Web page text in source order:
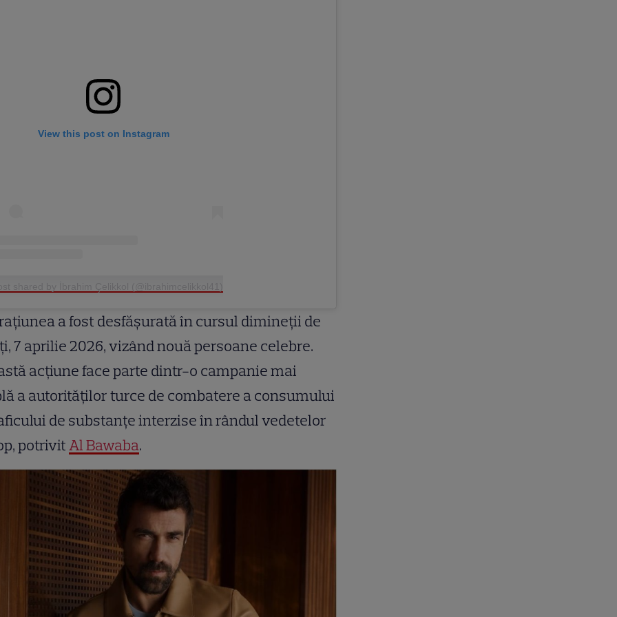
View this post on Instagram
shared by İbrahim Çelikkol (@ibrahimcelikkol41)
a fost desfășurată în cursul dimineții de
7 aprilie 2026, vizând nouă persoane celebre.
acțiune face parte dintr-o campanie mai
a autorităților turce de combatere a consumului
de substanțe interzise în rândul vedetelor
potrivitAl Bawaba.